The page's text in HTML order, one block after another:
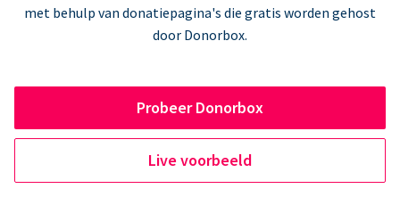
met behulp van donatiepagina's die gratis worden gehost
door Donorbox.
Probeer Donorbox
Live voorbeeld